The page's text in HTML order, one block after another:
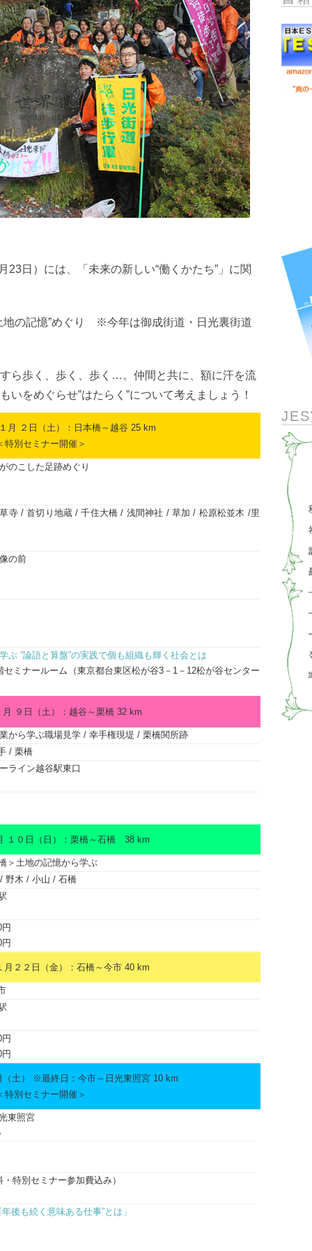
日）には、「未来の新しい“働くかたち”」に関
地の記憶”めぐり ※今年は御成街道・日光裏街道
ら歩く、歩く、歩く…。仲間と共に、額に汗を流
いをめぐらせ”はたらく”について考えましょう！
２日（土）：日本橋～越谷 25 km
特別セミナー開催＞
のこした足跡めぐり
寺 / 首切り地蔵 / 千住大橋 / 浅間神社 / 草加 / 松原松並木 /里
の前
ぶ ”論語と算盤”の実践で個も組織も輝く社会とは
セミナールーム（東京都台東区松が谷3－1－12松が谷センター
月 ９日（土）：越谷～栗橋 32 km
から学ぶ職場見学 / 幸手権現堤 / 栗橋関所跡
/ 栗橋
ライン越谷駅東口
１０日（日）：栗橋～石橋 38 km
＞土地の記憶から学ぶ
野木 / 小山 / 石橋
２２日（金）：石橋～今市 40 km
（土） ※最終日：今市～日光東照宮 10 km
特別セミナー開催＞
東照宮
特別セミナー参加費込み）
後も続く意味ある仕事”とは」